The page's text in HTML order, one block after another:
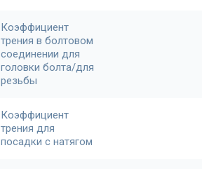
Коэффициент
трения в болтовом
соединении для
головки болта/для
резьбы
Коэффициент
трения для
посадки с натягом